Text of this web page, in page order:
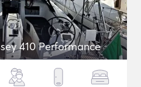
410 Performance